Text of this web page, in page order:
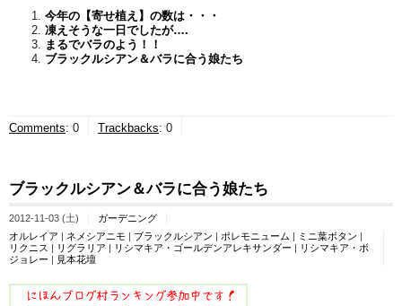
今年の【寄せ植え】の数は・・・
凍えそうな一日でしたが….
まるでバラのよう！！
ブラックルシアン＆バラに合う娘たち
Comments: 0 Trackbacks: 0
ブラックルシアン＆バラに合う娘たち
2012-11-03 (土)
ガーデニング
オルレイア | ネメシアニモ | ブラックルシアン | ポレモニューム | ミニ葉ボタン |
リクニス | リグラリア | リシマキア・ゴールデンアレキサンダー | リシマキア・ボ
ジョレー | 見本花壇